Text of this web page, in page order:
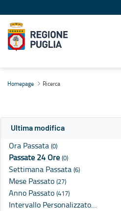
Homepage Ricerca
Ultima modifica
Ora Passata (0)
Passate 24 Ore (0)
Settimana Passata (6)
Mese Passato (27)
Anno Passato (417)
Intervallo Personalizzato…